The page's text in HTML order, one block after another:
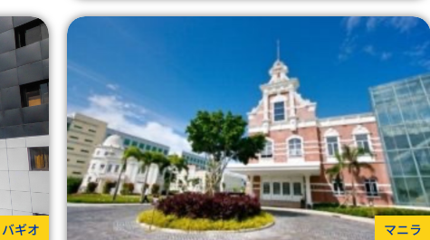
バギオ マニラ